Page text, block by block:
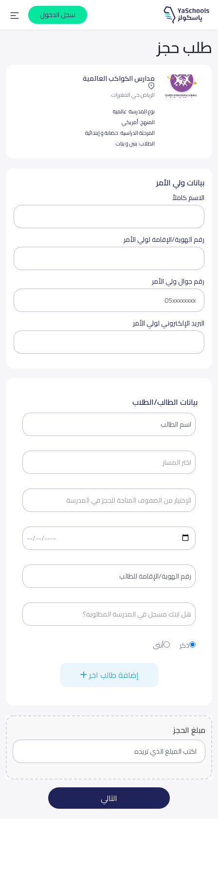
سجل الدخول
طلب حجز
مدارس الكواكب العالمية
الرياض حي المغرزات
نوع المدرسة:عالمية
المنهج:أمريكي
المرحلة الدراسية: حضانة و إبتدائية
الطلاب: بنين و بنات
بيانات ولي الأمر
الاسم كاملاً
رقم الهوية/الإقامة لولي الأمر
رقم جوال ولي الأمر
البريد الإلكتروني لولي الأمر
بيانات الطالب/الطلاب
ذكر أنثى
إضافة طالب اخر
مبلغ الحجز
التالي